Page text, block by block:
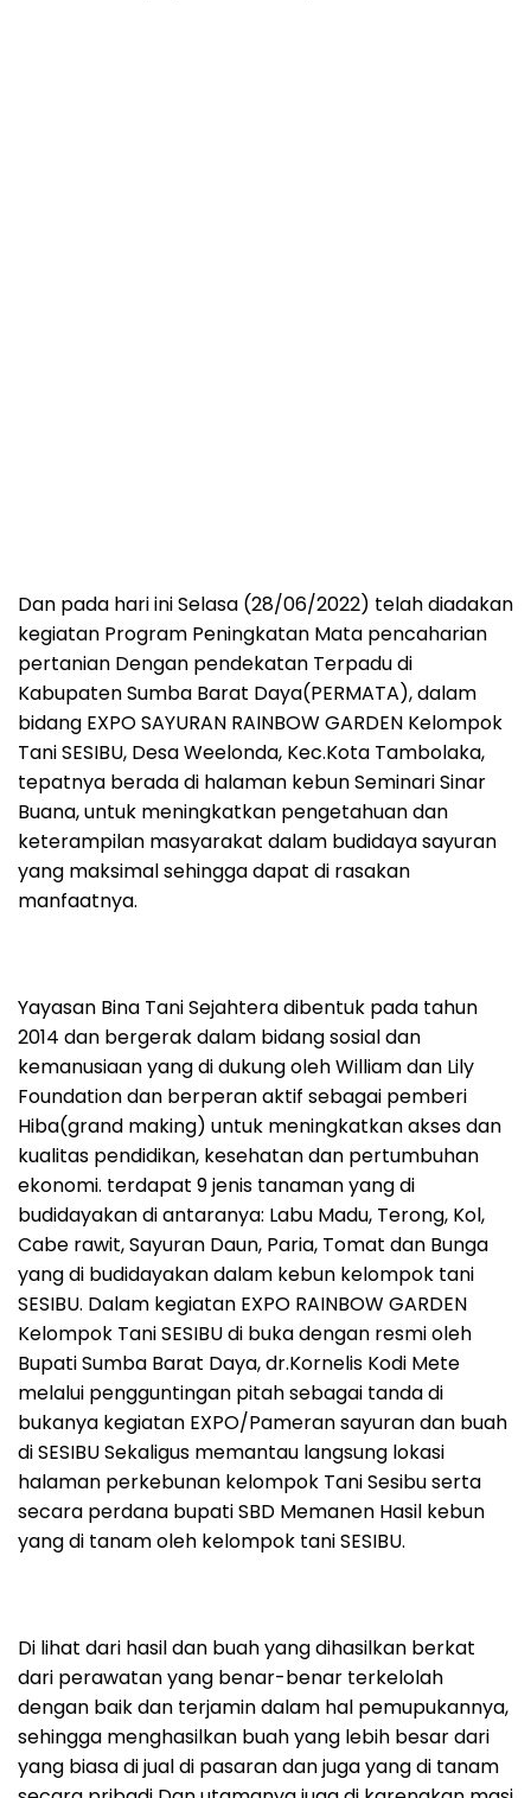
Dan pada hari ini Selasa (28/06/2022) telah diadakan
kegiatan Program Peningkatan Mata pencaharian
pertanian Dengan pendekatan Terpadu di
Kabupaten Sumba Barat Daya(PERMATA), dalam
bidang EXPO SAYURAN RAINBOW GARDEN Kelompok
Tani SESIBU, Desa Weelonda, Kec.Kota Tambolaka,
tepatnya berada di halaman kebun Seminari Sinar
Buana, untuk meningkatkan pengetahuan dan
keterampilan masyarakat dalam budidaya sayuran
yang maksimal sehingga dapat di rasakan
manfaatnya.
Yayasan Bina Tani Sejahtera dibentuk pada tahun
2014 dan bergerak dalam bidang sosial dan
kemanusiaan yang di dukung oleh William dan Lily
Foundation dan berperan aktif sebagai pemberi
Hiba(grand making) untuk meningkatkan akses dan
kualitas pendidikan, kesehatan dan pertumbuhan
ekonomi. terdapat 9 jenis tanaman yang di
budidayakan di antaranya: Labu Madu, Terong, Kol,
Cabe rawit, Sayuran Daun, Paria, Tomat dan Bunga
yang di budidayakan dalam kebun kelompok tani
SESIBU. Dalam kegiatan EXPO RAINBOW GARDEN
Kelompok Tani SESIBU di buka dengan resmi oleh
Bupati Sumba Barat Daya, dr.Kornelis Kodi Mete
melalui pengguntingan pitah sebagai tanda di
bukanya kegiatan EXPO/Pameran sayuran dan buah
di SESIBU Sekaligus memantau langsung lokasi
halaman perkebunan kelompok Tani Sesibu serta
secara perdana bupati SBD Memanen Hasil kebun
yang di tanam oleh kelompok tani SESIBU.
Di lihat dari hasil dan buah yang dihasilkan berkat
dari perawatan yang benar-benar terkelolah
dengan baik dan terjamin dalam hal pemupukannya,
sehingga menghasilkan buah yang lebih besar dari
yang biasa di jual di pasaran dan juga yang di tanam